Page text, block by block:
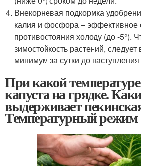
Внекорневая подкормка
калия и фосфора – эффективное
противостояния холоду (до -5°).
зимостойкость растений, следует
минимум за сутки до
При какой температуре
капуста на грядке.
выдерживает
Температурный режим